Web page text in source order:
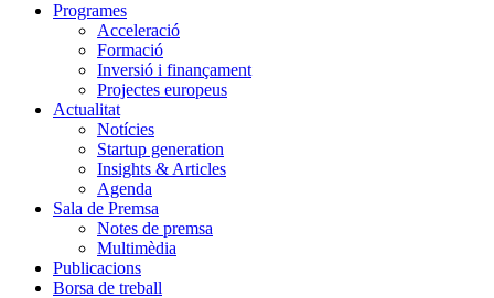
Programes
Acceleració
Formació
Inversió i finançament
Projectes europeus
Actualitat
Notícies
Startup generation
Insights & Articles
Agenda
Sala de Premsa
Notes de premsa
Multimèdia
Publicacions
Borsa de treball